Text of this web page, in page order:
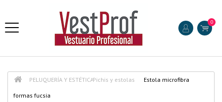
0
PELUQUERÍA Y ESTÉTICAPichis y estolas Estola microfibra
formas fucsia